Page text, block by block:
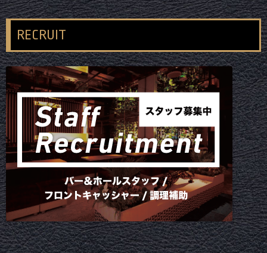
RECRUIT